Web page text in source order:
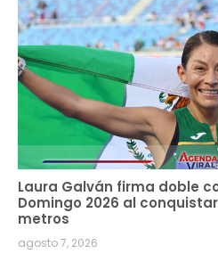
Laura Galván firma doble
Domingo 2026 al
metros
agosto 7, 2026